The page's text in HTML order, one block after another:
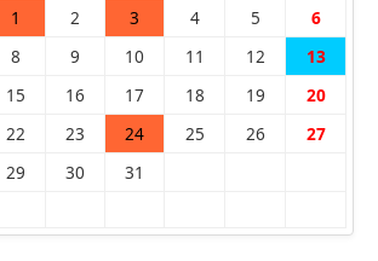
1 2 3 4 5 6
8 9 10 11 12 13
15 16 17 18 19 20
22 23 24 25 26 27
29 30 31